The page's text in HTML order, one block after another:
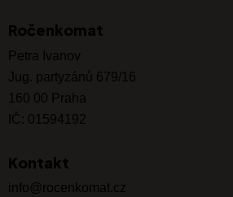
Ročenkomat
Petra Ivanov
Jug. partyzánů 679/16
160 00 Praha
IČ: 01594192
Kontakt
info@rocenkomat.cz